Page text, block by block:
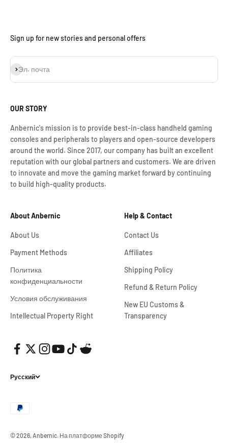
Sign up for new stories and personal offers
Эл. почта
Подписаться
OUR STORY
Anbernic's mission is to provide best-in-class handheld gaming
consoles and peripherals to players and open-source developers
around the world. Since 2017, our company has built an excellent
reputation with our global partners and customers. We are driven
to innovate and move the gaming market forward by continuing
to build high-quality products.
About Anbernic
About Us
Payment Methods
Политика
конфиденциальности
Условия обслуживания
Intellectual Property Right
Help & Contact
Contact Us
Affiliates
Shipping Policy
Refund & Return Policy
New EU Customs &
Transparency
Русский
© 2026, Anbernic. На платформе Shopify